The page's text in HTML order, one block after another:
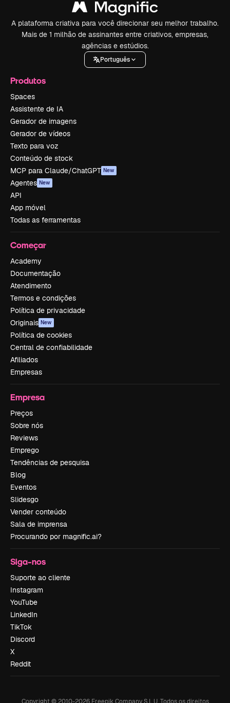
A plataforma criativa para você direcionar seu melhor trabalho.
Mais de 1 milhão de assinantes entre criativos, empresas,
agências e estúdios.
Português
Produtos
Spaces
Assistente de IA
Gerador de imagens
Gerador de vídeos
Texto para voz
Conteúdo de stock
MCP para Claude/ChatGPT New
Agentes New
API
App móvel
Todas as ferramentas
Começar
Academy
Documentação
Atendimento
Termos e condições
Política de privacidade
Originais New
Política de cookies
Central de confiabilidade
Afiliados
Empresas
Empresa
Preços
Sobre nós
Reviews
Emprego
Tendências de pesquisa
Blog
Eventos
Slidesgo
Vender conteúdo
Sala de imprensa
Procurando por magnific.ai?
Siga-nos
Suporte ao cliente
Instagram
YouTube
LinkedIn
TikTok
Discord
X
Reddit